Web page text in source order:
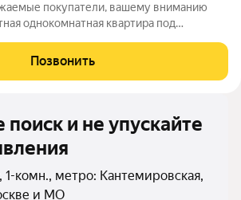
покупатели, вашему вниманию
однокомнатная квартира под
полу, застеклённый балкон, окна
Подойдёт как для
Позвонить
поиск и не упускайте
1-комн., метро: Кантемировская,
и МО